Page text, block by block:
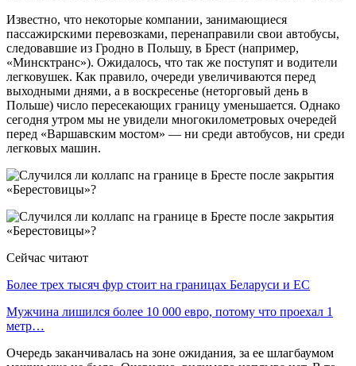
Известно, что некоторые компании, занимающиеся
пассажирскими перевозками, перенаправили свои автобусы,
следовавшие из Гродно в Польшу, в Брест (например,
«Минсктранс»). Ожидалось, что так же поступят и водители
легковушек. Как правило, очереди увеличиваются перед
выходными днями, а в воскресенье (неторговый день в
Польше) число пересекающих границу уменьшается. Однако
сегодня утром мы не увидели многокилометровых очередей
перед «Варшавским мостом» — ни среди автобусов, ни среди
легковых машин.
Сейчас читают
Более трех тысяч фур стоит на границах Беларуси и ЕС
Мужчина лишился более 10 000 евро, потому что проехал 1
метр…
Очередь заканчивалась на зоне ожидания, за ее шлагбаумом